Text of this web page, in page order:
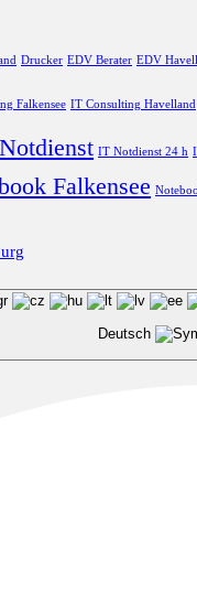
Drucker EDV Berater EDV
Falkensee IT Consulting Havelland
IT Notdienst 24 h
Falkensee
Deutsch